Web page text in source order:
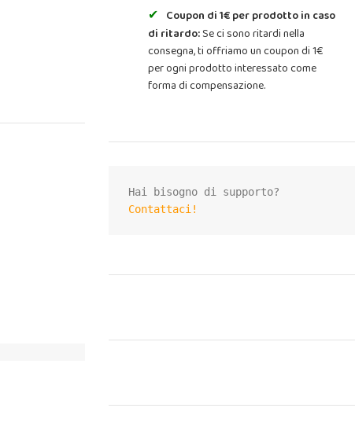
Coupon di 1€ per prodotto in caso
di ritardo:Se ci sono ritardi nella
consegna, ti offriamo un coupon di 1€
per ogni prodotto interessato come
forma di compensazione.
Contattaci!